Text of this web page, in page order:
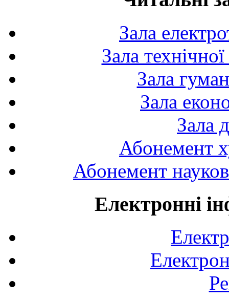
Зала
Зала
Зала
Зала
Зала
Абонемент
Абонемент
Електронні